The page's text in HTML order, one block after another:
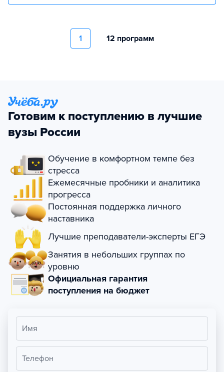
1 12 программ
Готовим к поступлению в лучшие
вузы России
Обучение в комфортном темпе без
стресса
Ежемесячные пробники и аналитика
прогресса
Постоянная поддержка личного
наставника
Лучшие преподаватели-эксперты ЕГЭ
Занятия в небольших группах по
уровню
Официальная гарантия
поступления на бюджет
Имя
Телефон